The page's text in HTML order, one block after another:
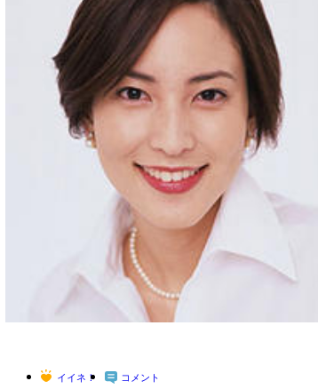
イイネ！ コメント